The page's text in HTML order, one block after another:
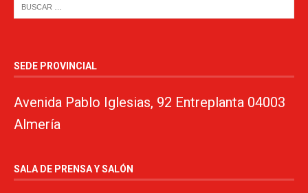
SEDE PROVINCIAL
Avenida Pablo Iglesias, 92 Entreplanta 04003
Almería
SALA DE PRENSA Y SALÓN